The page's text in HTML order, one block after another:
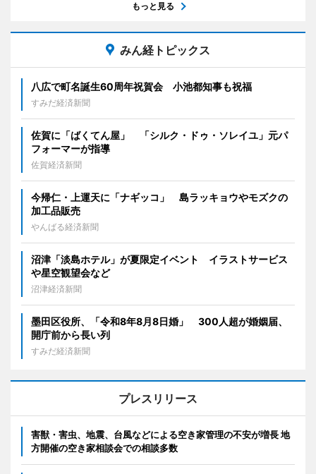
もっと見る
みん経トピックス
八広で町名誕生60周年祝賀会 小池都知事も祝福
すみだ経済新聞
佐賀に「ばくてん屋」 「シルク・ドゥ・ソレイユ」元パ
フォーマーが指導
佐賀経済新聞
今帰仁・上運天に「ナギッコ」 島ラッキョウやモズクの
加工品販売
やんばる経済新聞
沼津「淡島ホテル」が夏限定イベント イラストサービス
や星空観望会など
沼津経済新聞
墨田区役所、「令和8年8月8日婚」 300人超が婚姻届、
開庁前から長い列
すみだ経済新聞
プレスリリース
害獣・害虫、地震、台風などによる空き家管理の不安が増長 地
方開催の空き家相談会での相談多数